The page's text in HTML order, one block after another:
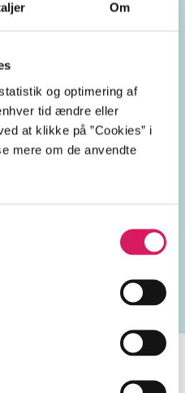
Om
og optimering af
tid ændre eller
at klikke på ”Cookies” i
mere om de anvendte
familien